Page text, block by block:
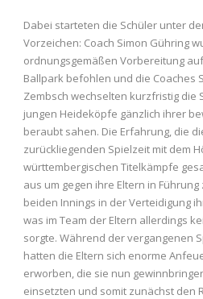
Dabei starteten die Schüler unter
Vorzeichen: Coach Simon Gühring
ordnungsgemäßen Vorbereitung
Ballpark befohlen und die Coaches
Zembsch wechselten kurzfristig die
jungen Heideköpfe gänzlich ihrer
beraubt sahen. Die Erfahrung, die
zurückliegenden Spielzeit mit dem
württembergischen Titelkämpfe
aus um gegen ihre Eltern in
beiden Innings in der Verteidigung
was im Team der Eltern allerdings
sorgte. Während der vergangenen
hatten die Eltern sich enorme
erworben, die sie nun
einsetzten und somit zunächst den